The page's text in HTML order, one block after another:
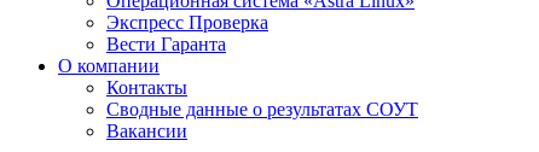
Экспресс Проверка
Вести Гаранта
О компании
Контакты
Сводные данные о результатах СОУТ
Вакансии